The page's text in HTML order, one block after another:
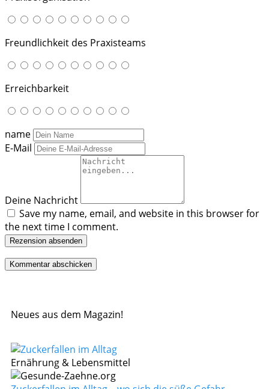
Freundlichkeit des Praxisteams
Erreichbarkeit
name
E-Mail
Deine Nachricht
Save my name, email, and website in this browser for
the next time I comment.
Rezension absenden
Neues aus dem Magazin!
Ernährung & Lebensmittel